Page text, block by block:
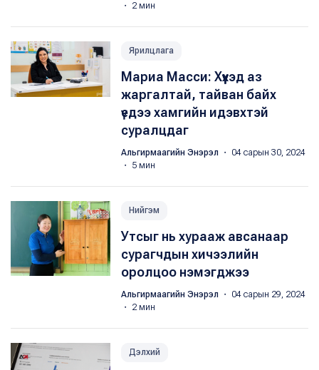
・ 2 мин
Ярилцлага
Мариа Масси: Хүүхэд аз
жаргалтай, тайван байх
үедээ хамгийн идэвхтэй
суралцдаг
Альгирмаагийн Энэрэл
・ 04 сарын 30, 2024
・ 5 мин
Нийгэм
Утсыг нь хурааж авсанаар
сурагчдын хичээлийн
оролцоо нэмэгджээ
Альгирмаагийн Энэрэл
・ 04 сарын 29, 2024
・ 2 мин
Дэлхий